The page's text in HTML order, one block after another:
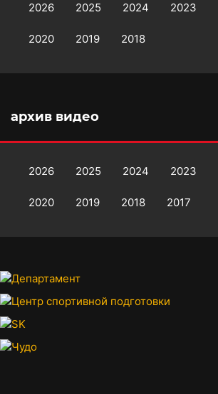
2026 2025 2024 2023
2020 2019 2018
архив видео
2026 2025 2024 2023
2020 2019 2018 2017